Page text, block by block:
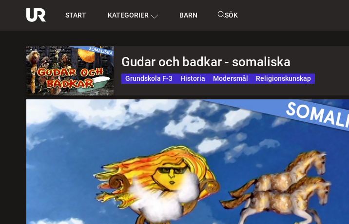
START KATEGORIER BARN SÖK
Gudar och badkar - somaliska
Grundskola F-3 Historia Modersmål Religionskunskap